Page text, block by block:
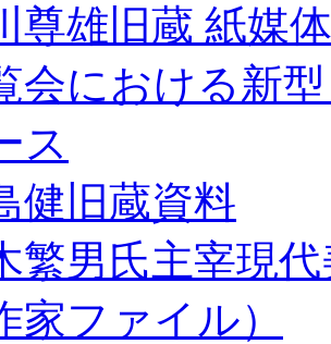
尊雄旧蔵 紙媒
会における新
ス
健旧蔵資料
繁男氏主宰現
家ファイル）